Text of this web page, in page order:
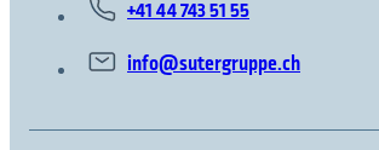
+41 44 743 51 55
info@sutergruppe.ch